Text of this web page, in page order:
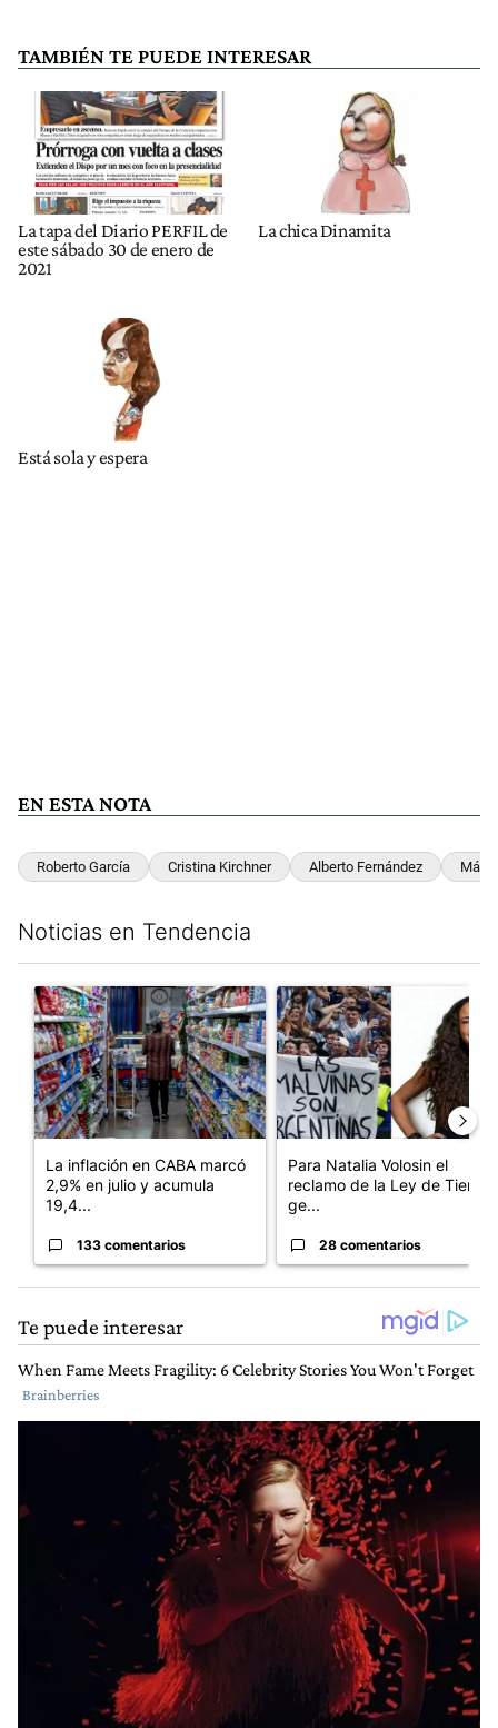
TAMBIÉN TE PUEDE INTERESAR
La tapa del Diario PERFIL de
este sábado 30 de enero de
2021
La chica Dinamita
Está sola y espera
EN ESTA NOTA
Roberto García Cristina Kirchner Alberto Fernández
Noticias en Tendencia
Un artículo de tendencia con el título "La inflación en CABA
La inflación en CABA marcó
2,9% en julio y acumula
19,4...
133 comentarios
Un artículo de tendencia con
Para Natalia Volosin el
reclamo de la Ley de Tierras
ge...
28 comentarios